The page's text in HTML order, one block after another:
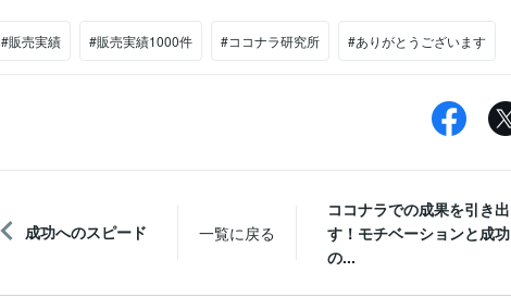
#販売実績 #販売実績1000件 #ココナラ研究所 #ありがとうございます
成功へのスピード 一覧に戻る
ココナラでの成果を引き出
す！モチベーションと成功
の...